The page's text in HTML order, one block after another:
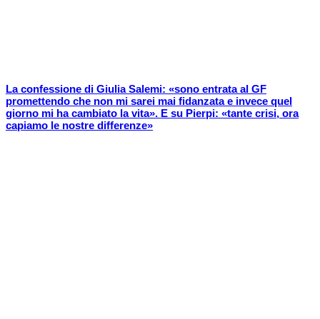
La confessione di Giulia Salemi: «sono entrata al GF
promettendo che non mi sarei mai fidanzata e invece quel
giorno mi ha cambiato la vita». E su Pierpi: «tante crisi, ora
capiamo le nostre differenze»